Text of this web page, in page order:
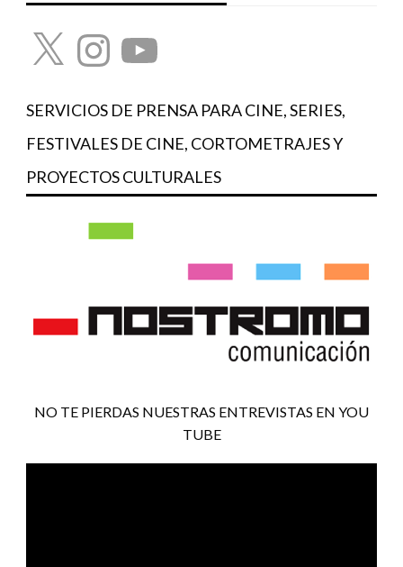
X InstagramYouTube
SERVICIOS DE PRENSA PARA CINE, SERIES,
FESTIVALES DE CINE, CORTOMETRAJES Y
PROYECTOS CULTURALES
NO TE PIERDAS NUESTRAS ENTREVISTAS EN YOU
TUBE